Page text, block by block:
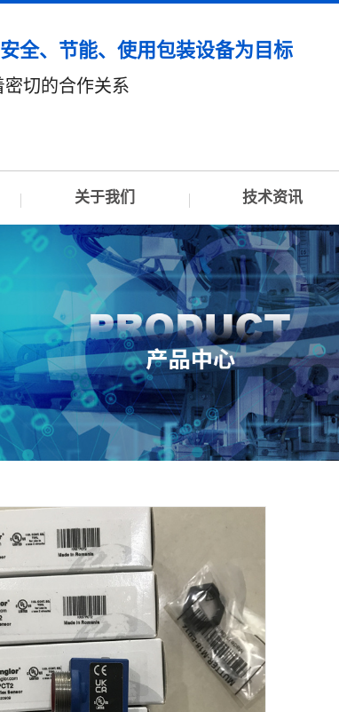
全、节能、使用包装设备为目标
密切的合作关系
关于我们 技术资讯